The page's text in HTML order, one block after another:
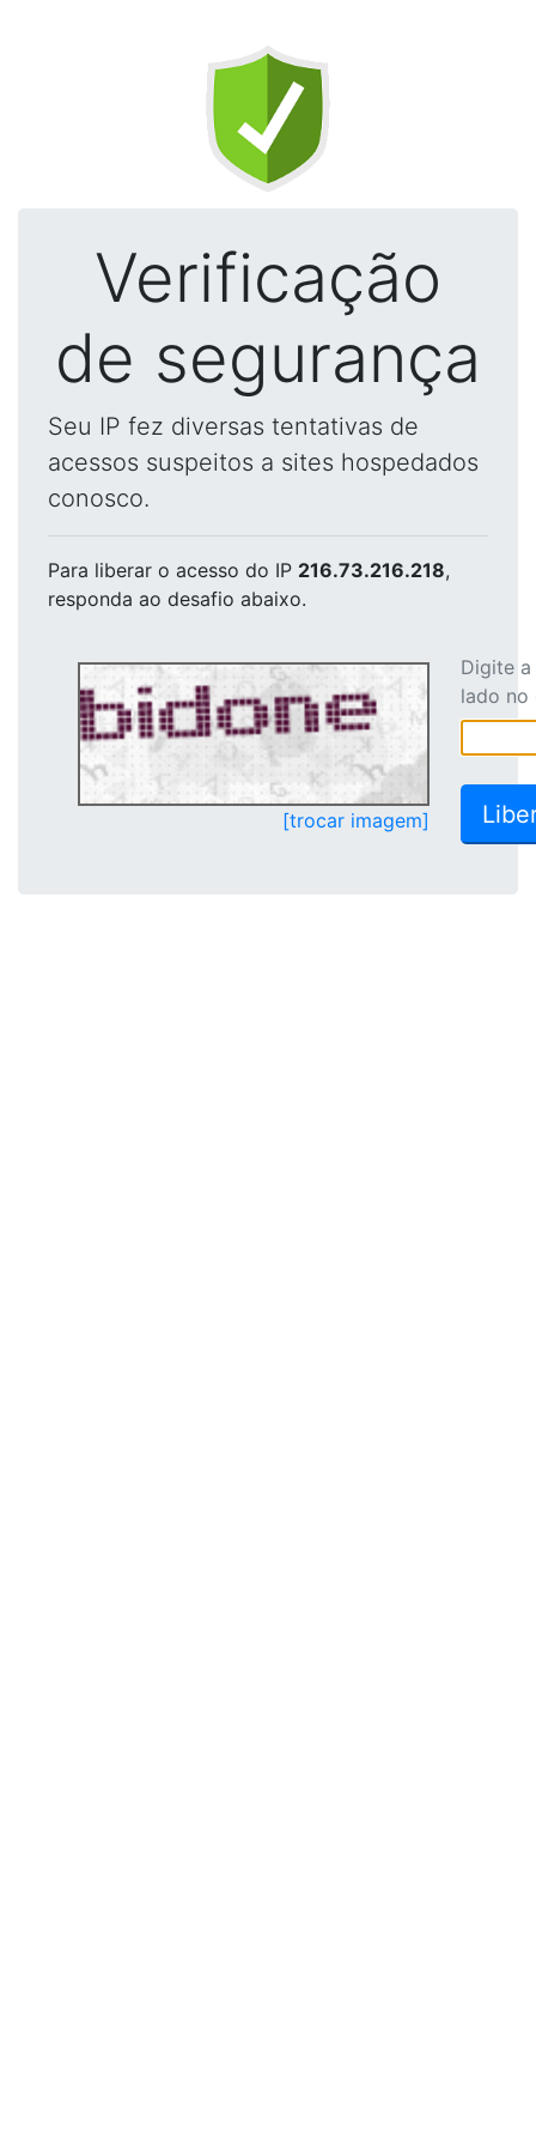
Verificação
de segurança
Seu IP fez diversas tentativas de
acessos suspeitos a sites hospedados
conosco.
Para liberar o acesso do IP 216.73.216.218,
responda ao desafio abaixo.
[trocar imagem]
Digite
lado no